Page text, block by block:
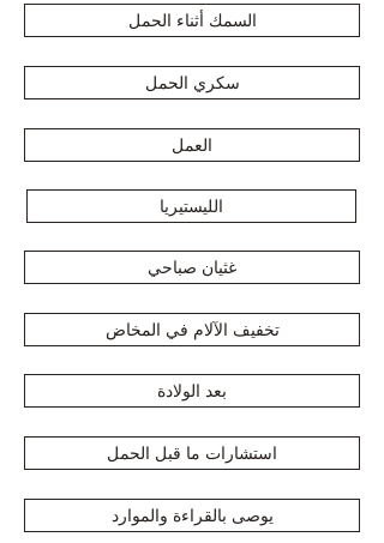
السمك أثناء الحمل
سكري الحمل
العمل
الليستيريا
غثيان صباحي
تخفيف الآلام في المخاض
بعد الولادة
استشارات ما قبل الحمل
يوصى بالقراءة والموارد